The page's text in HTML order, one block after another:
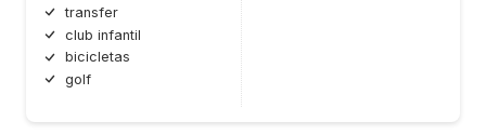
transfer
club infantil
bicicletas
golf